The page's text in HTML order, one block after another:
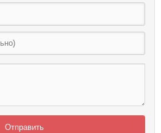
Отправить